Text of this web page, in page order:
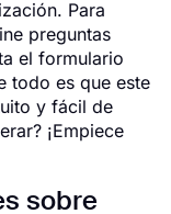
Para
preguntas
el formulario
todo es que este
y fácil de
¡Empiece
sobre